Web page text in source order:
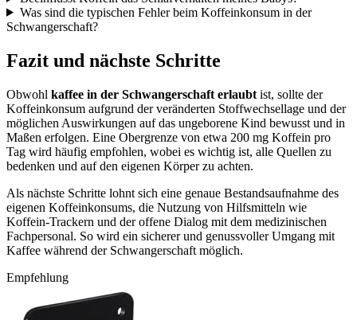
Was sind die typischen Fehler beim Koffeinkonsum in der
Schwangerschaft?
Fazit und nächste Schritte
Obwohl kaffee in der Schwangerschaft erlaubt ist, sollte der
Koffeinkonsum aufgrund der veränderten Stoffwechsellage und der
möglichen Auswirkungen auf das ungeborene Kind bewusst und in
Maßen erfolgen. Eine Obergrenze von etwa 200 mg Koffein pro
Tag wird häufig empfohlen, wobei es wichtig ist, alle Quellen zu
bedenken und auf den eigenen Körper zu achten.
Als nächste Schritte lohnt sich eine genaue Bestandsaufnahme des
eigenen Koffeinkonsums, die Nutzung von Hilfsmitteln wie
Koffein-Trackern und der offene Dialog mit dem medizinischen
Fachpersonal. So wird ein sicherer und genussvoller Umgang mit
Kaffee während der Schwangerschaft möglich.
Empfehlung